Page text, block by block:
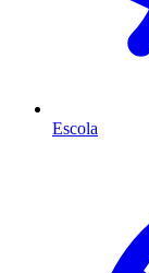
Escola